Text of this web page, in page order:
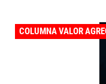
COLUMNA VALOR